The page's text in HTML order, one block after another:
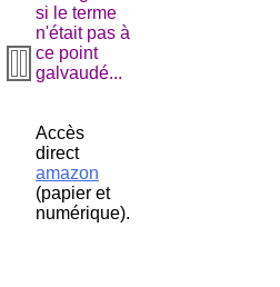
si le terme
n'était pas à
ce point
galvaudé...
Accès
direct
amazon
(papier et
numérique).